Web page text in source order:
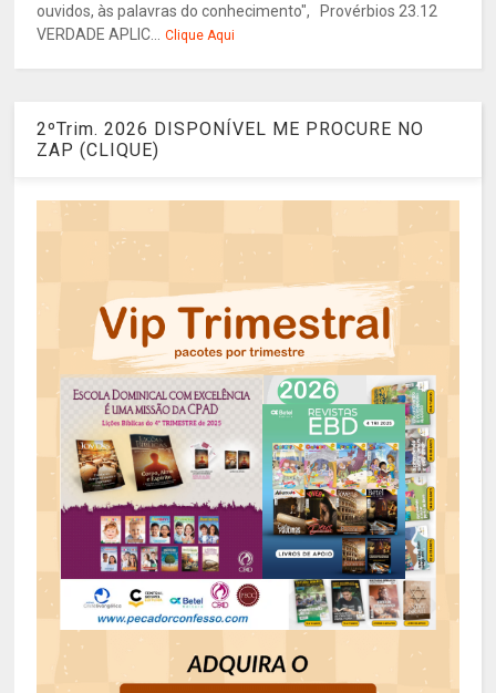
ouvidos, às palavras do conhecimento", Provérbios 23.12
VERDADE APLIC... Clique Aqui
2ºTrim. 2026 DISPONÍVEL ME PROCURE NO
ZAP (CLIQUE)